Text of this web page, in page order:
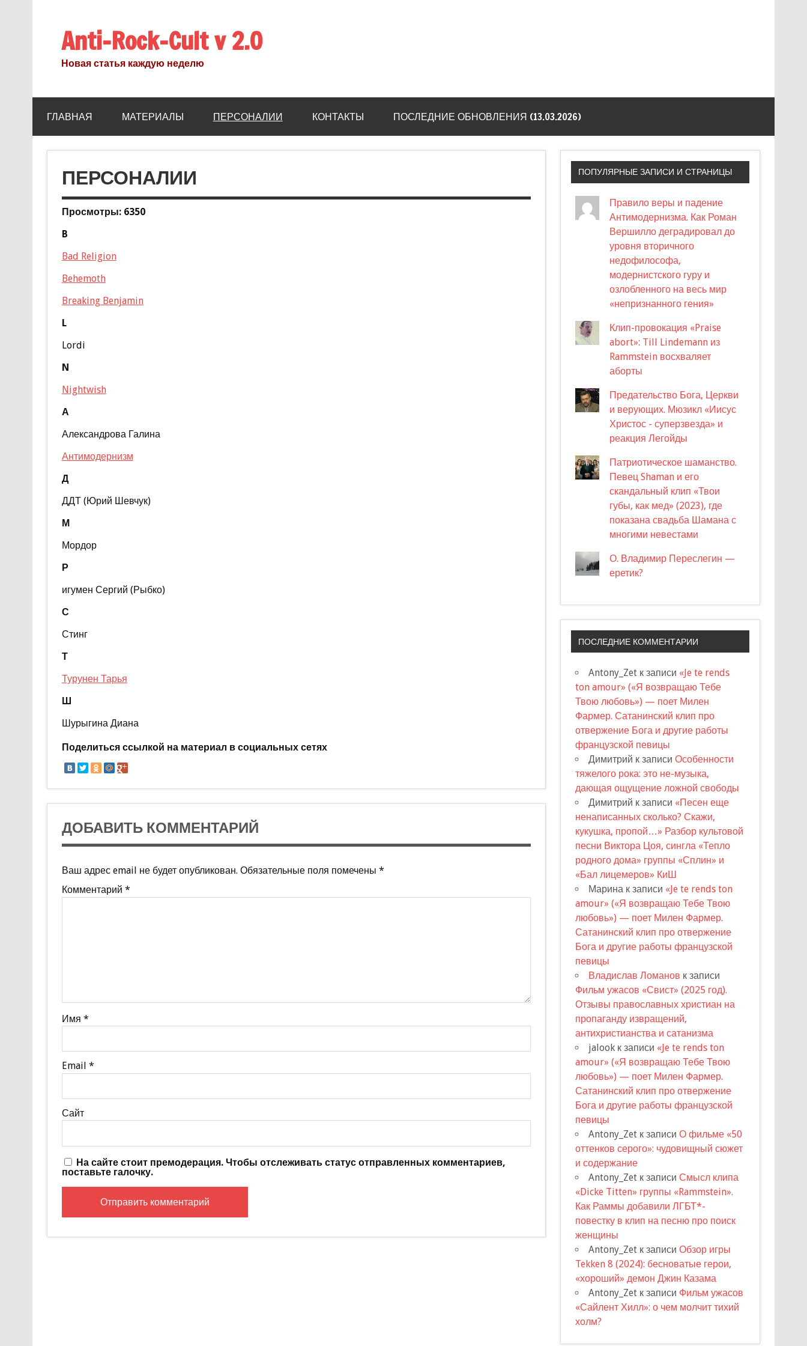
Anti-Rock-Cult v 2.0
Новая статья каждую неделю
ГЛАВНАЯ МАТЕРИАЛЫ ПЕРСОНАЛИИ КОНТАКТЫ ПОСЛЕДНИЕ ОБНОВЛЕНИЯ (13.03.2026)
ПЕРСОНАЛИИ
Просмотры: 6350
B
Bad Religion
Behemoth
Breaking Benjamin
L
Lordi
N
Nightwish
А
Александрова Галина
Антимодернизм
Д
ДДТ (Юрий Шевчук)
М
Мордор
Р
игумен Сергий (Рыбко)
С
Стинг
Т
Турунен Тарья
Ш
Шурыгина Диана
Поделиться ссылкой на материал в социальных сетях
ДОБАВИТЬ КОММЕНТАРИЙ
Ваш адрес email не будет опубликован. Обязательные поля помечены *
Комментарий *
Имя *
Email *
Сайт
На сайте стоит премодерация. Чтобы отслеживать статус отправленных комментариев,
поставьте галочку.
ПОПУЛЯРНЫЕ ЗАПИСИ И СТРАНИЦЫ
Правило веры и падение
Антимодернизма. Как Роман
Вершилло деградировал до
уровня вторичного
недофилософа,
модернистского гуру и
озлобленного на весь мир
«непризнанного гения»
Клип-провокация «Praise
abort»: Till Lindemann из
Rammstein восхваляет
аборты
Предательство Бога, Церкви
и верующих. Мюзикл «Иисус
Христос - суперзвезда» и
реакция Легойды
Патриотическое шаманство.
Певец Shaman и его
скандальный клип «Твои
губы, как мед» (2023), где
показана свадьба Шамана с
многими невестами
О. Владимир Переслегин —
еретик?
ПОСЛЕДНИЕ КОММЕНТАРИИ
Antony_Zet к записи «Je te rends
ton amour» («Я возвращаю Тебе
Твою любовь») — поет Милен
Фармер. Сатанинский клип про
отвержение Бога и другие работы
французской певицы
Димитрий к записиОсобенности
тяжелого рока: это не-музыка,
дающая ощущение ложной свободы
Димитрий к записи «Песен еще
ненаписанных сколько? Скажи,
кукушка, пропой…» Разбор культовой
песни Виктора Цоя, сингла «Тепло
родного дома» группы «Сплин» и
«Бал лицемеров» КиШ
Марина к записи «Je te rends ton
amour» («Я возвращаю Тебе Твою
любовь») — поет Милен Фармер.
Сатанинский клип про отвержение
Бога и другие работы французской
певицы
Владислав Ломанов к записи
Фильм ужасов «Свист» (2025 год).
Отзывы православных христиан на
пропаганду извращений,
антихристианства и сатанизма
jalook к записи «Je te rends ton
amour» («Я возвращаю Тебе Твою
любовь») — поет Милен Фармер.
Сатанинский клип про отвержение
Бога и другие работы французской
певицы
Antony_Zet к записиО фильме «50
оттенков серого»: чудовищный сюжет
и содержание
Antony_Zet к записиСмысл клипа
«Dicke Titten» группы «Rammstein».
Как Раммы добавили ЛГБТ*-
повестку в клип на песню про поиск
женщины
Antony_Zet к записиОбзор игры
Tekken 8 (2024): бесноватые герои,
«хороший» демон Джин Казама
Antony_Zet к записи Фильм ужасов
«Сайлент Хилл»: о чем молчит тихий
холм?